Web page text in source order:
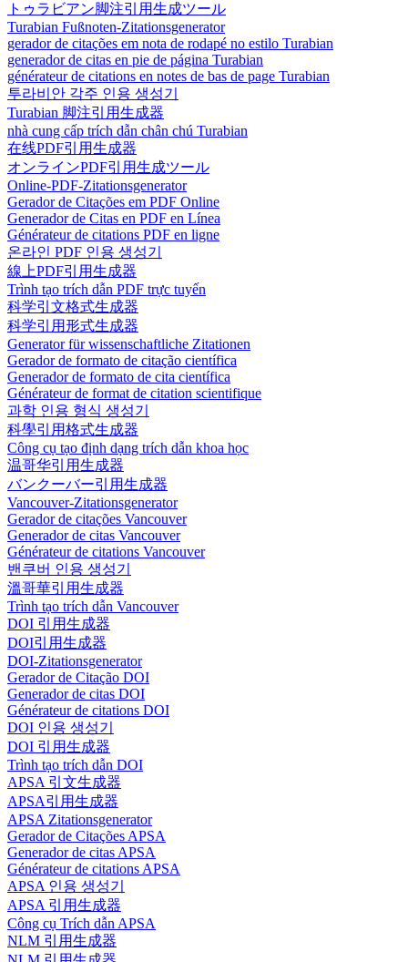
トゥラビアン脚注引用生成ツール
Turabian Fußnoten-Zitationsgenerator
gerador de citações em nota de rodapé no estilo Turabian
generador de citas en pie de página Turabian
générateur de citations en notes de bas de page Turabian
투라비안 각주 인용 생성기
Turabian 脚注引用生成器
nhà cung cấp trích dẫn chân chú Turabian
在线PDF引用生成器
オンラインPDF引用生成ツール
Online-PDF-Zitationsgenerator
Gerador de Citações em PDF Online
Generador de Citas en PDF en Línea
Générateur de citations PDF en ligne
온라인 PDF 인용 생성기
線上PDF引用生成器
Trình tạo trích dẫn PDF trực tuyến
科学引文格式生成器
科学引用形式生成器
Generator für wissenschaftliche Zitationen
Gerador de formato de citação científica
Generador de formato de cita científica
Générateur de format de citation scientifique
과학 인용 형식 생성기
科學引用格式生成器
Công cụ tạo định dạng trích dẫn khoa học
温哥华引用生成器
バンクーバー引用生成器
Vancouver-Zitationsgenerator
Gerador de citações Vancouver
Generador de citas Vancouver
Générateur de citations Vancouver
밴쿠버 인용 생성기
溫哥華引用生成器
Trình tạo trích dẫn Vancouver
DOI 引用生成器
DOI引用生成器
DOI-Zitationsgenerator
Gerador de Citação DOI
Generador de citas DOI
Générateur de citations DOI
DOI 인용 생성기
DOI 引用生成器
Trình tạo trích dẫn DOI
APSA 引文生成器
APSA引用生成器
APSA Zitationsgenerator
Gerador de Citações APSA
Generador de citas APSA
Générateur de citations APSA
APSA 인용 생성기
APSA 引用生成器
Công cụ Trích dẫn APSA
NLM 引用生成器